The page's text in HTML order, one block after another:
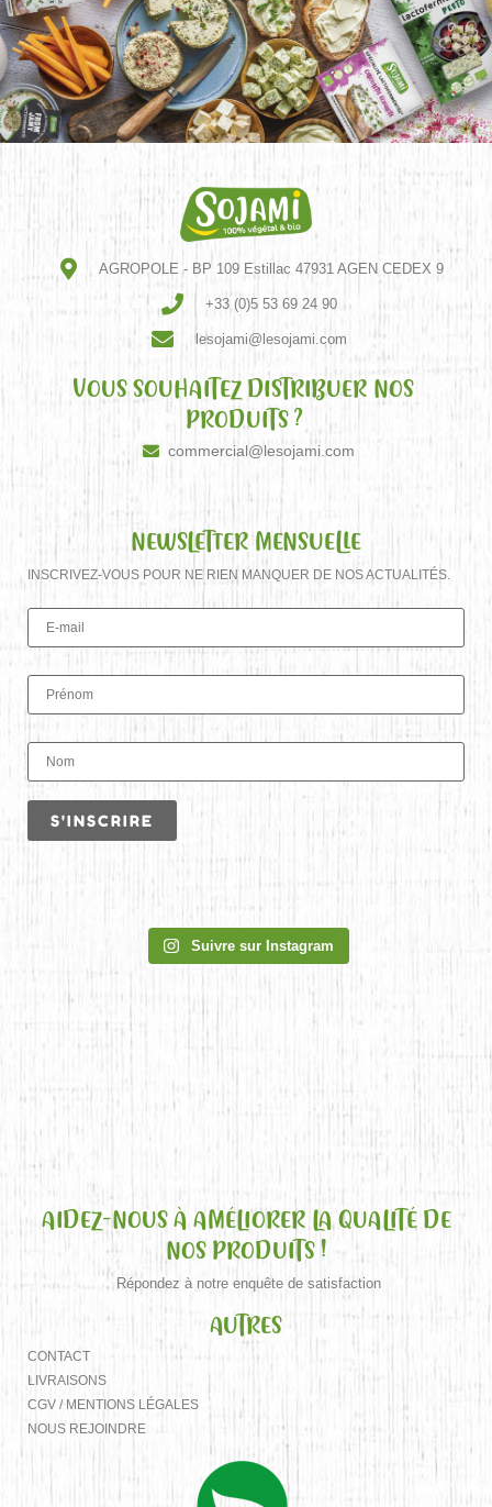
AGROPOLE - BP 109 Estillac 47931 AGEN CEDEX 9
+33 (0)5 53 69 24 90
lesojami@lesojami.com
VOUS SOUHAITEZ DISTRIBUER NOS
PRODUITS ?
commercial@lesojami.com
NEWSLETTER MENSUELLE
INSCRIVEZ-VOUS POUR NE RIEN MANQUER DE NOS ACTUALITÉS.
Suivre sur Instagram
AIDEZ-NOUS À AMÉLIORER LA QUALITÉ DE
NOS PRODUITS !
Répondez à notre enquête de satisfaction
AUTRES
CONTACT
LIVRAISONS
CGV / MENTIONS LÉGALES
NOUS REJOINDRE